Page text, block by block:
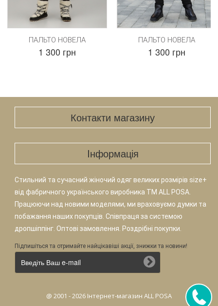
ПАЛЬТО НОВЕЛА
1 300 грн
ПАЛЬТО НОВЕЛА
1 300 грн
Контакти магазину
Iнформація
Стильний та сучасний жіночий одяг великих розмірів size+
від фабричного українського виробника TM ALL POSA.
Працюючи над новими моделями, ми враховуємо думки та
побажання наших покупців. Співпраця за системою
дропшіппінг. Оптові замовлення. Роздрібні покупки.
Підпишіться та отримайте найцікавіші акції, знижки та новини!
@ 2001 - 2026 Інтернет-магазин ALL POSA